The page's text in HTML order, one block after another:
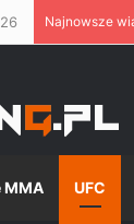
Najnowsze
MMA UFC